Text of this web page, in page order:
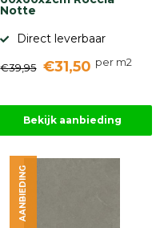
Notte
Direct leverbaar
€39,95 €31,50 per m2
Bekijk aanbieding
AANBIEDING